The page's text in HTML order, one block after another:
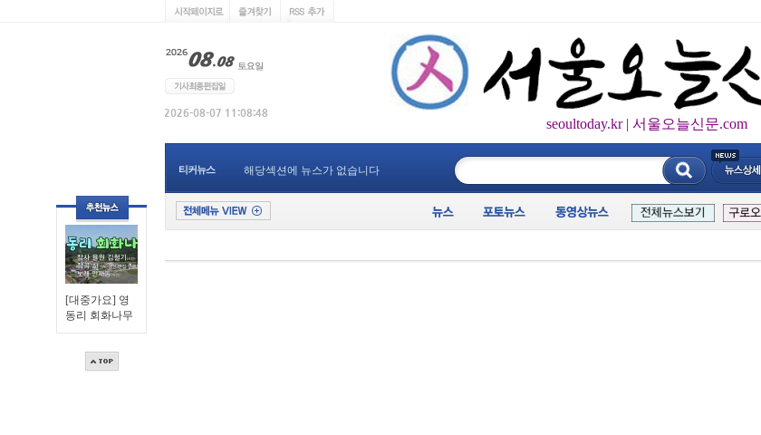
[대중가요] 영
동리 회화나무
seoultoday.kr | 서울오늘신문.com
티커뉴스 해당섹션에 뉴스가 없습니다